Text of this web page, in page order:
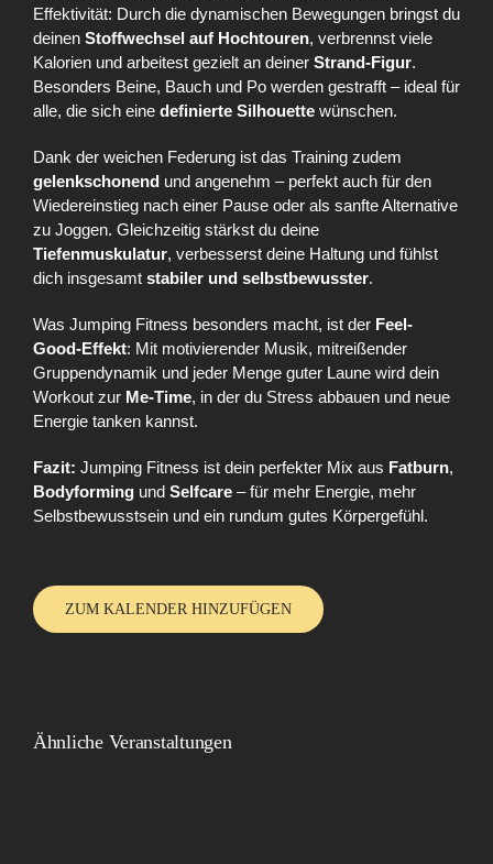
Effektivität: Durch die dynamischen Bewegungen bringst du
deinen Stoffwechsel auf Hochtouren, verbrennst viele
Kalorien und arbeitest gezielt an deiner Strand-Figur.
Besonders Beine, Bauch und Po werden gestrafft – ideal für
alle, die sich eine definierte Silhouette wünschen.
Dank der weichen Federung ist das Training zudem
gelenkschonend und angenehm – perfekt auch für den
Wiedereinstieg nach einer Pause oder als sanfte Alternative
zu Joggen. Gleichzeitig stärkst du deine
Tiefenmuskulatur, verbesserst deine Haltung und fühlst
dich insgesamt stabiler und selbstbewusster.
Was Jumping Fitness besonders macht, ist der Feel-
Good-Effekt: Mit motivierender Musik, mitreißender
Gruppendynamik und jeder Menge guter Laune wird dein
Workout zur Me-Time, in der du Stress abbauen und neue
Energie tanken kannst.
Fazit: Jumping Fitness ist dein perfekter Mix aus Fatburn,
Bodyforming und Selfcare – für mehr Energie, mehr
Selbstbewusstsein und ein rundum gutes Körpergefühl.
ZUM KALENDER HINZUFÜGEN
Ähnliche Veranstaltungen